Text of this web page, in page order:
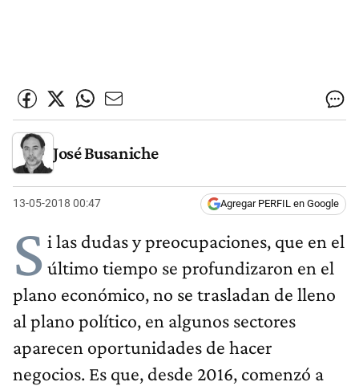
José Busaniche
13-05-2018 00:47 Agregar PERFIL en Google
S i las dudas y preocupaciones, que en el
último tiempo se profundizaron en el
plano económico, no se trasladan de lleno
al plano político, en algunos sectores
aparecen oportunidades de hacer
negocios. Es que, desde 2016, comenzó a